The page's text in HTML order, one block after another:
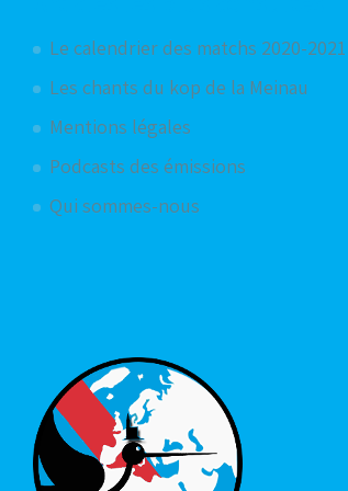
Le calendrier des matchs 2020-
Les chants du kop de la Meinau
Mentions légales
Podcasts des émissions
Qui sommes-nous